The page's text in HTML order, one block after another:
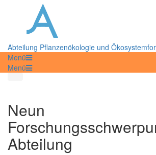
Abteilung Pflanzenökologie und
Menü
Menü
Neun
Abteilung